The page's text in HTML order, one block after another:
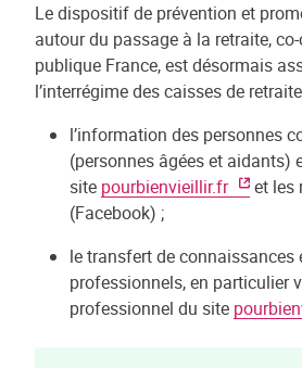
Le dispositif de prévention et
autour du passage à la retraite,
publique France, est désormais
l’interrégime des caisses de
l’information des personnes
(personnes âgées et aidants)
site pourbienvieillir.fr
et les
(Facebook) ;
le transfert de connaissances
professionnels, en particulier
professionnel du site